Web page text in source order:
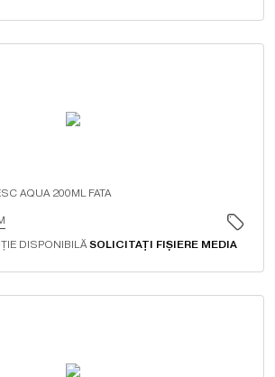
AQUA 200ML FATA
DISPONIBILĂSOLICITAȚI FIȘIERE MEDIA